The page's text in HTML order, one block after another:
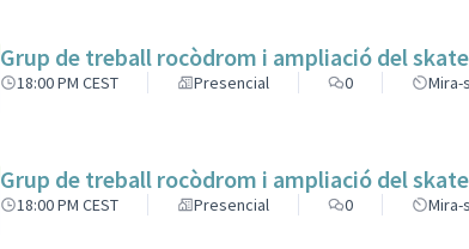
Grup de treball rocòdrom i ampliació del
18:00 PM CEST Presencial 0 Mira-
Grup de treball rocòdrom i ampliació del
18:00 PM CEST Presencial 0 Mira-